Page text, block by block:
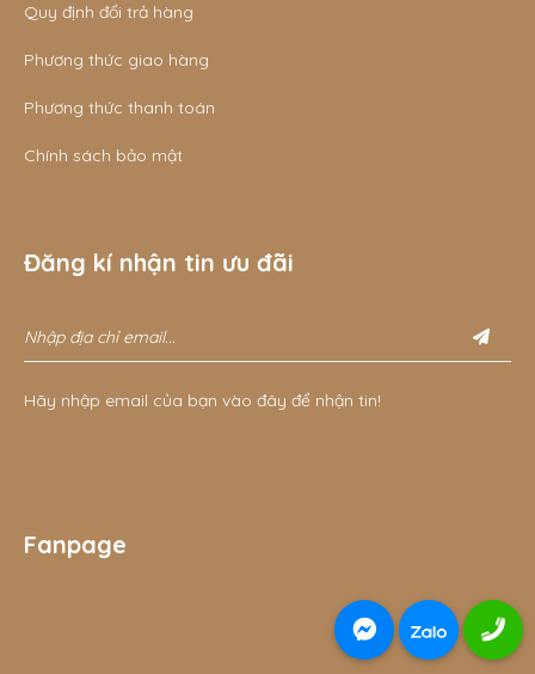
Quy định đổi trả hàng
Phương thức giao hàng
Phương thức thanh toán
Chính sách bảo mật
Đăng kí nhận tin ưu đãi
Hãy nhập email của bạn vào đây để nhận tin!
Fanpage